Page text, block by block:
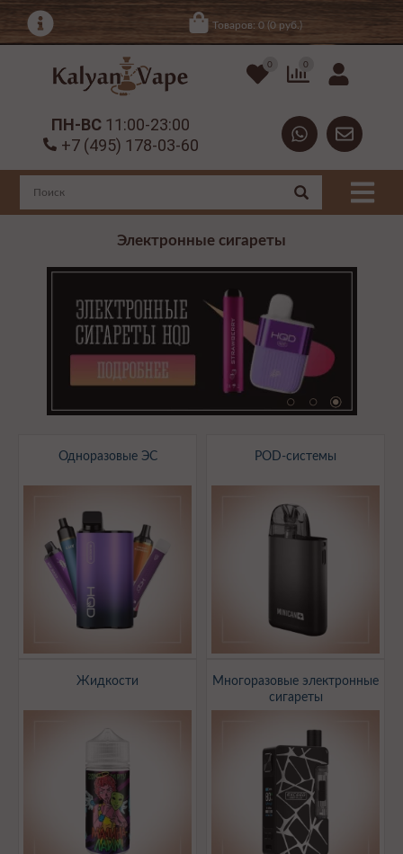
Товаров: 0 (0 руб.)
0 0
ПН-ВС 11:00-23:00
+7 (495) 178-03-60
Электронные сигареты
Одноразовые ЭС POD-системы
Жидкости
Многоразовые электронные
сигареты